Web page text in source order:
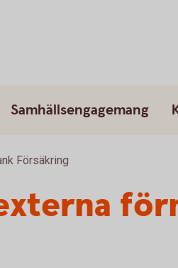
Samhällsengagemang
Försäkring